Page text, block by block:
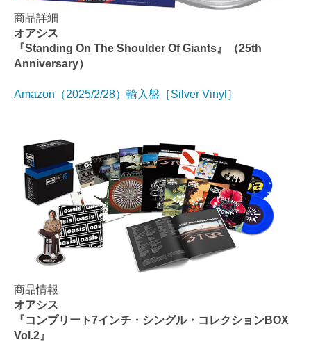
商品詳細
オアシス
『Standing On The Shoulder Of Giants』（25th
Anniversary）
Amazon（2025/2/28）輸入盤［Silver Vinyl］
商品情報
オアシス
『コンプリート7インチ・シングル・コレクションBOX
Vol.2』